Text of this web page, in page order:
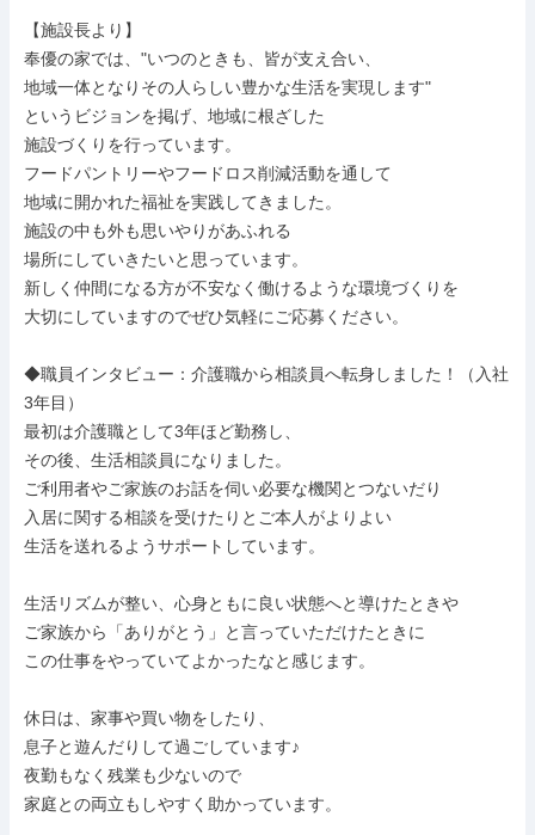
【施設長より】
奉優の家では、"いつのときも、皆が支え合い、
地域一体となりその人らしい豊かな生活を実現します"
というビジョンを掲げ、地域に根ざした
施設づくりを行っています。
フードパントリーやフードロス削減活動を通して
地域に開かれた福祉を実践してきました。
施設の中も外も思いやりがあふれる
場所にしていきたいと思っています。
新しく仲間になる方が不安なく働けるような環境づくりを
大切にしていますのでぜひ気軽にご応募ください。
◆職員インタビュー：介護職から相談員へ転身しました！（入社
3年目）
最初は介護職として3年ほど勤務し、
その後、生活相談員になりました。
ご利用者やご家族のお話を伺い必要な機関とつないだり
入居に関する相談を受けたりとご本人がよりよい
生活を送れるようサポートしています。
生活リズムが整い、心身ともに良い状態へと導けたときや
ご家族から「ありがとう」と言っていただけたときに
この仕事をやっていてよかったなと感じます。
休日は、家事や買い物をしたり、
息子と遊んだりして過ごしています♪
夜勤もなく残業も少ないので
家庭との両立もしやすく助かっています。